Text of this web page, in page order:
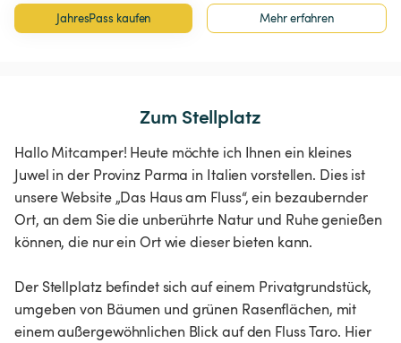
JahresPass kaufen Mehr erfahren
Zum Stellplatz
Hallo Mitcamper! Heute möchte ich Ihnen ein kleines
Juwel in der Provinz Parma in Italien vorstellen. Dies ist
unsere Website „Das Haus am Fluss“, ein bezaubernder
Ort, an dem Sie die unberührte Natur und Ruhe genießen
können, die nur ein Ort wie dieser bieten kann.
Der Stellplatz befindet sich auf einem Privatgrundstück,
umgeben von Bäumen und grünen Rasenflächen, mit
einem außergewöhnlichen Blick auf den Fluss Taro. Hier